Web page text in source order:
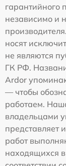
гарантийного
независимо и
носят
не являются
ГК РФ.
Ardor
— чтобы
работаем.
владельцами
представляет
работ
находящихся